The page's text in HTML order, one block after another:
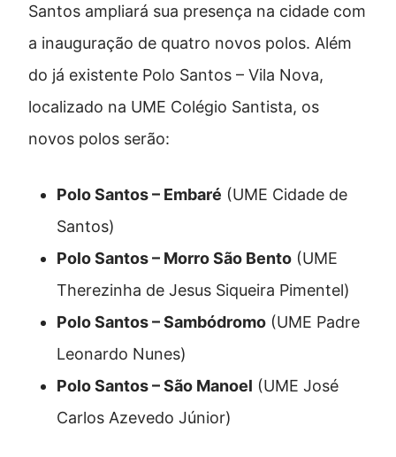
Santos ampliará sua presença na cidade com
a inauguração de quatro novos polos. Além
do já existente Polo Santos – Vila Nova,
localizado na UME Colégio Santista, os
novos polos serão:
Polo Santos – Embaré (UME Cidade de
Santos)
Polo Santos – Morro São Bento (UME
Therezinha de Jesus Siqueira Pimentel)
Polo Santos – Sambódromo (UME Padre
Leonardo Nunes)
Polo Santos – São Manoel (UME José
Carlos Azevedo Júnior)